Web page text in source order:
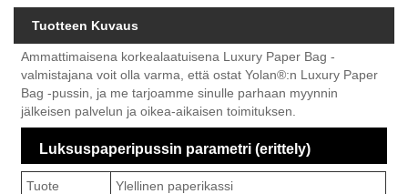
Tuotteen Kuvaus
Ammattimaisena korkealaatuisena Luxury Paper Bag -
valmistajana voit olla varma, että ostat Yolan®:n Luxury Paper
Bag -pussin, ja me tarjoamme sinulle parhaan myynnin
jälkeisen palvelun ja oikea-aikaisen toimituksen.
Luksuspaperipussin parametri (erittely)
Tuote
Ylellinen paperikassi